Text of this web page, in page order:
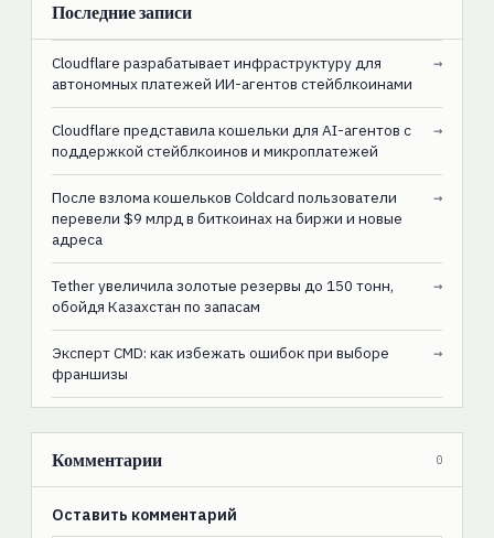
Последние записи
Cloudflare разрабатывает инфраструктуру для
автономных платежей ИИ-агентов стейблкоинами
→
Cloudflare представила кошельки для AI-агентов с
поддержкой стейблкоинов и микроплатежей
→
После взлома кошельков Coldcard пользователи
перевели $9 млрд в биткоинах на биржи и новые
адреса
→
Tether увеличила золотые резервы до 150 тонн,
обойдя Казахстан по запасам
→
Эксперт CMD: как избежать ошибок при выборе
франшизы
→
Комментарии 0
Оставить комментарий